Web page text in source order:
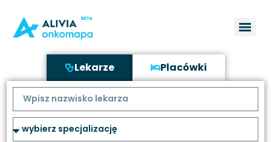
Lekarze Placówki